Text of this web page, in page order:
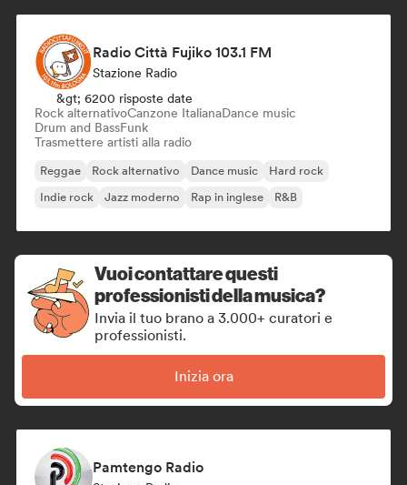
Radio Città Fujiko 103.1 FM
Stazione Radio
&gt; 6200 risposte date
Rock alternativoCanzone ItalianaDance music
Drum and BassFunk
Trasmettere artisti alla radio
Reggae Rock alternativo Dance music
Hard rock
Indie rock
Jazz moderno Rap in inglese R&B
Vuoi contattare questi
professionisti della musica?
Invia il tuo brano a 3.000+ curatori e
professionisti.
Inizia ora
Pamtengo Radio